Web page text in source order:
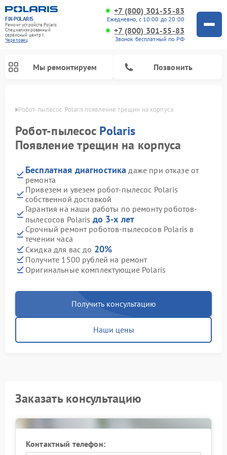
FIX-POLARIS
Ремонт устройств Polaris
Специализированный
cервисный центр г.
Череповец
+7 (800) 301-55-83
Ежедневно, с 10:00 до 20:00
+7 (800) 301-55-83
Звонок бесплатный по РФ
Мы ремонтируем Позвонить
Робот-пылесос Polaris появление трещин на корпуса
Робот-пылесос Polaris
Появление трещин на корпуса
Бесплатная диагностика даже при отказе от
ремонта
Привезем и увезем робот-пылесос Polaris
собственной доставкой
Гарантия на наши работы по ремонту роботов-
пылесосов Polaris до 3-х лет
Срочный ремонт роботов-пылесосов Polaris в
течении часа
Скидка для вас до 20%
Получите 1500 рублей на ремонт
Оригинальные комплектующие Polaris
Получить консультацию
Наши цены
Заказать консультацию
Контактный телефон: